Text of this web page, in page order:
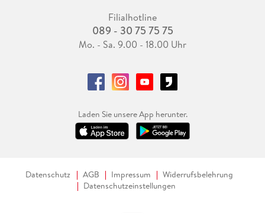
Filialhotline
089 - 30 75 75 75
Mo. - Sa. 9.00 - 18.00 Uhr
Laden Sie unsere App herunter.
Datenschutz AGB Impressum
Widerrufsbelehrung
Datenschutzeinstellungen